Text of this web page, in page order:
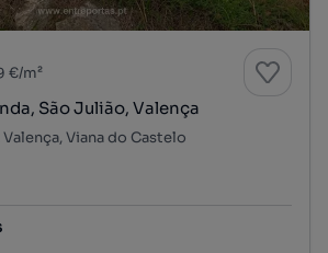
€/m²
São Julião, Valença
Viana do Castelo